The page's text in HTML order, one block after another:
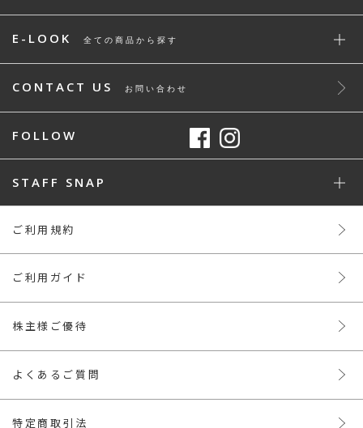
E-LOOK 全ての商品から探す
CONTACT US お問い合わせ
FOLLOW
STAFF SNAP
ご利用規約
ご利用ガイド
株主様ご優待
よくあるご質問
特定商取引法